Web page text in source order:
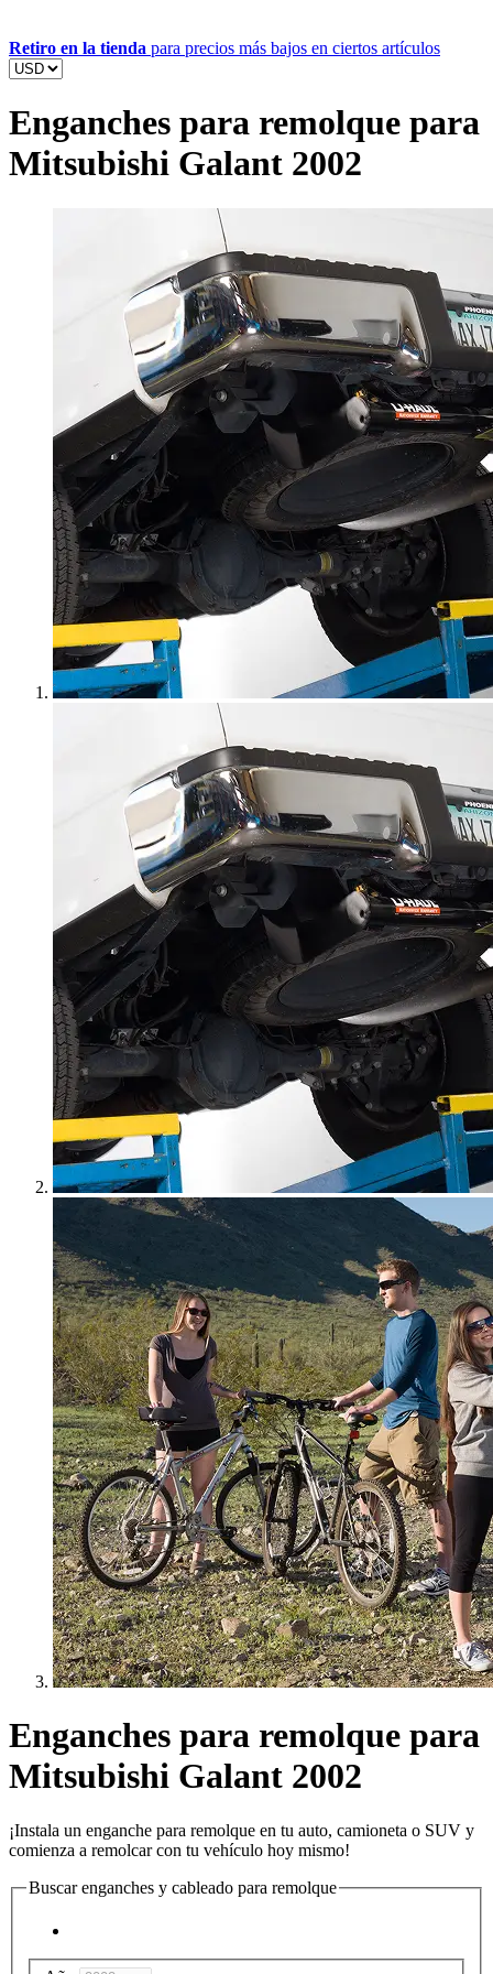
Retiro en la tienda para precios más bajos en ciertos artículos
Enganches para remolque para
Mitsubishi Galant 2002
Enganches para remolque para
Mitsubishi Galant 2002
¡Instala un enganche para remolque en tu auto, camioneta o SUV y
comienza a remolcar con tu vehículo hoy mismo!
Buscar enganches y cableado para remolque